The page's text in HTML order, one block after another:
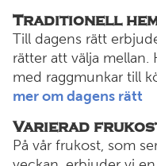
Traditionell
Till dagens rätt
rätter att välja mellan.
med raggmunkar till
mer om dagens rätt
Varierad
På vår frukost, som